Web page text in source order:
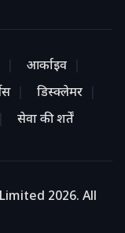
आर्काइव
डिस्क्लेमर
सेवा की शर्तें
2026. All